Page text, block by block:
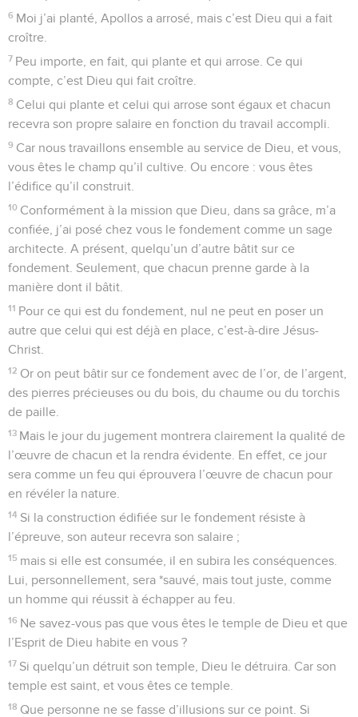
6 Moi j’ai planté, Apollos a arrosé, mais c’est Dieu qui a fait
croître.
7 Peu importe, en fait, qui plante et qui arrose. Ce qui
compte, c’est Dieu qui fait croître.
8 Celui qui plante et celui qui arrose sont égaux et chacun
recevra son propre salaire en fonction du travail accompli.
9 Car nous travaillons ensemble au service de Dieu, et vous,
vous êtes le champ qu’il cultive. Ou encore : vous êtes
l’édifice qu’il construit.
10 Conformément à la mission que Dieu, dans sa grâce, m’a
confiée, j’ai posé chez vous le fondement comme un sage
architecte. A présent, quelqu’un d’autre bâtit sur ce
fondement. Seulement, que chacun prenne garde à la
manière dont il bâtit.
11 Pour ce qui est du fondement, nul ne peut en poser un
autre que celui qui est déjà en place, c’est-à-dire Jésus-
Christ.
12 Or on peut bâtir sur ce fondement avec de l’or, de l’argent,
des pierres précieuses ou du bois, du chaume ou du torchis
de paille.
13 Mais le jour du jugement montrera clairement la qualité de
l’œuvre de chacun et la rendra évidente. En effet, ce jour
sera comme un feu qui éprouvera l’œuvre de chacun pour
en révéler la nature.
14 Si la construction édifiée sur le fondement résiste à
l’épreuve, son auteur recevra son salaire ;
15 mais si elle est consumée, il en subira les conséquences.
Lui, personnellement, sera *sauvé, mais tout juste, comme
un homme qui réussit à échapper au feu.
16 Ne savez-vous pas que vous êtes le temple de Dieu et que
l’Esprit de Dieu habite en vous ?
17 Si quelqu’un détruit son temple, Dieu le détruira. Car son
temple est saint, et vous êtes ce temple.
18 Que personne ne se fasse d’illusions sur ce point. Si